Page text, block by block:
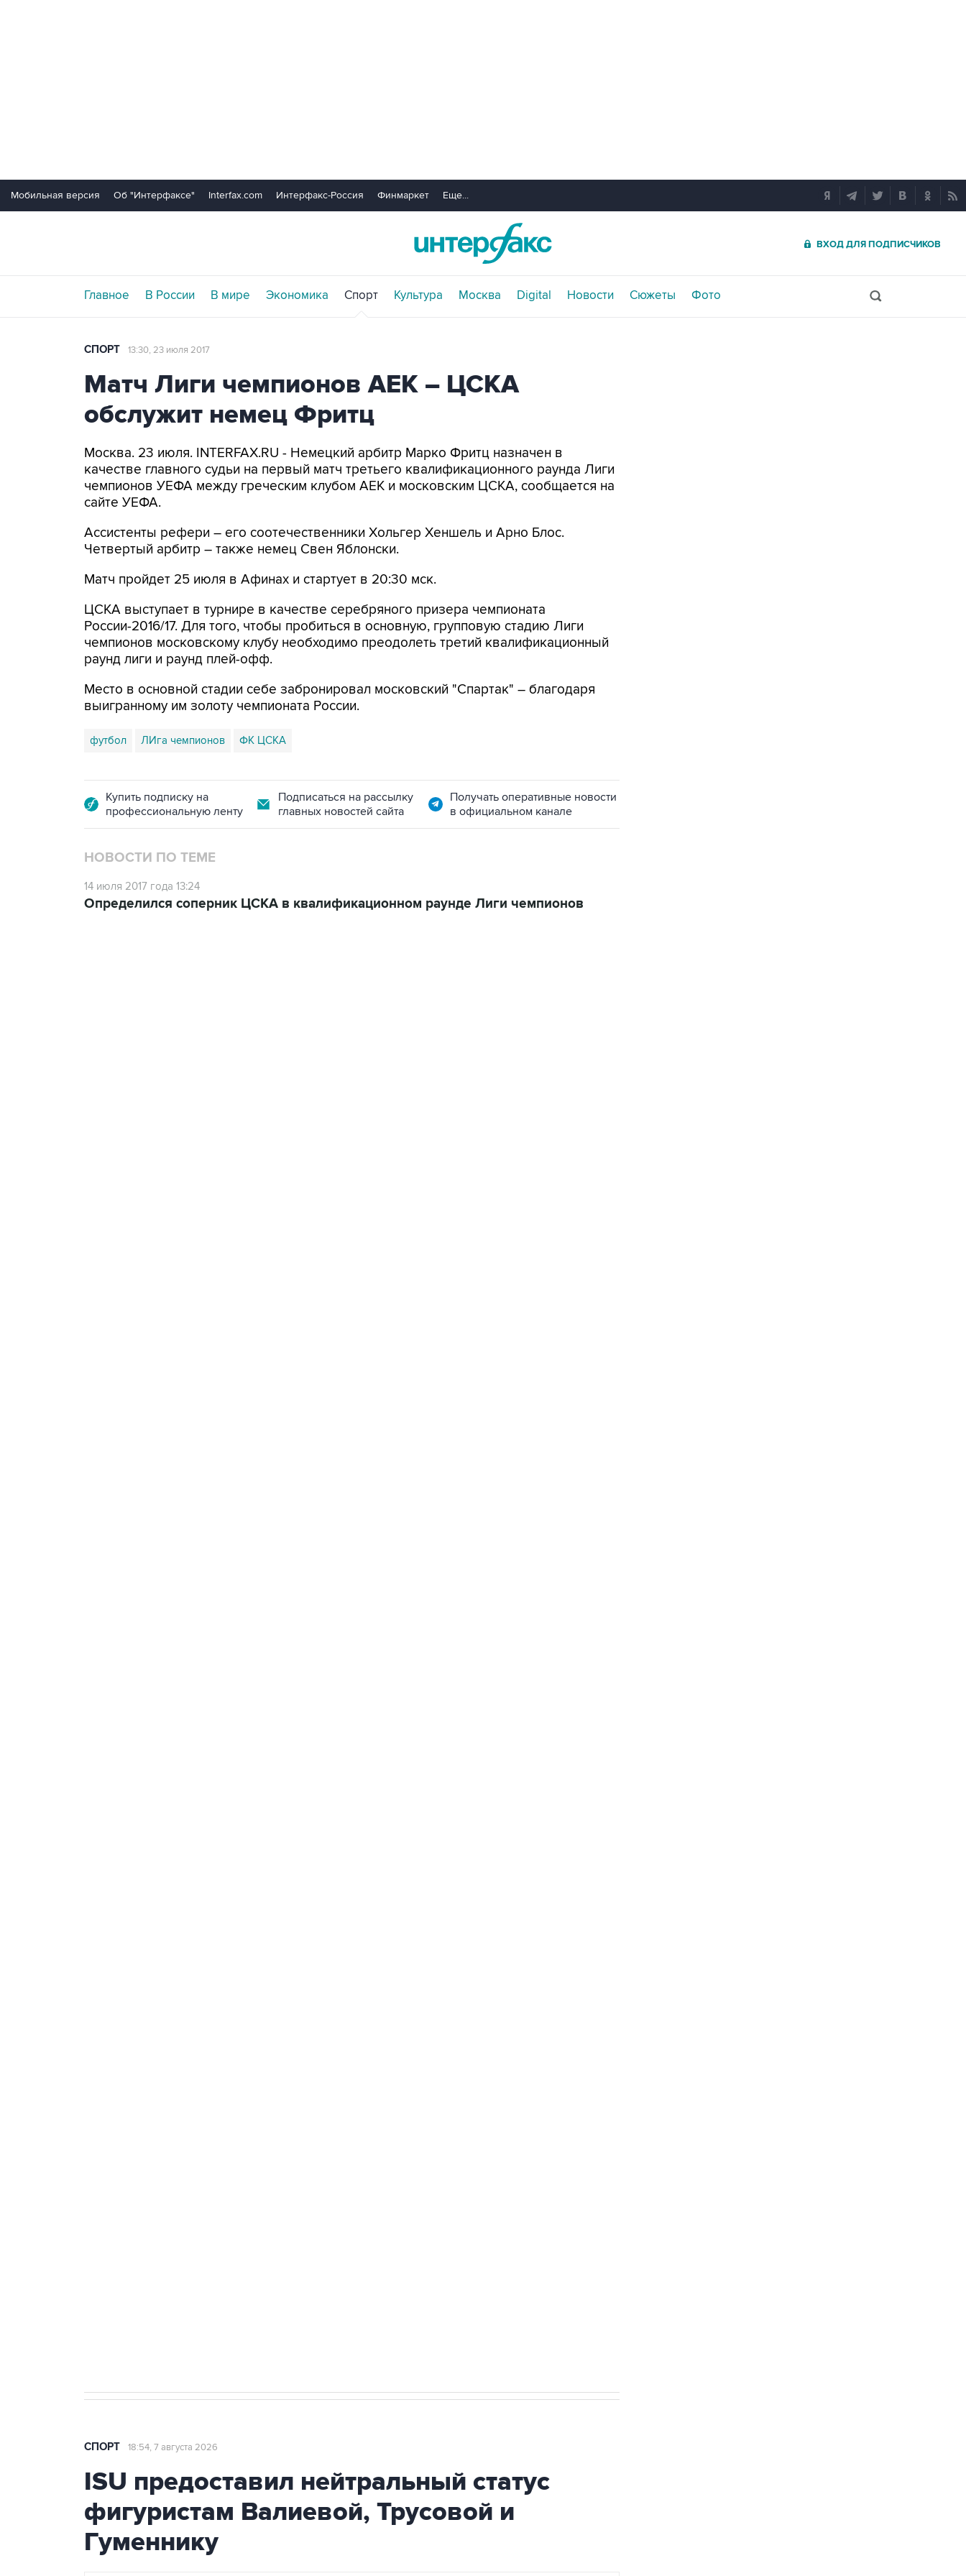
Мобильная версия Об "Интерфаксе" Interfax.com Интерфакс-Россия Финмаркет Еще...
ВХОД ДЛЯ ПОДПИСЧИКОВ
Главное В России В мире Экономика Спорт Культура Москва Digital Новости Сюжеты Фото
СПОРТ 13:30, 23 июля 2017
Матч Лиги чемпионов АЕК – ЦСКА
обслужит немец Фритц
Москва. 23 июля. INTERFAX.RU - Немецкий арбитр Марко Фритц назначен в
качестве главного судьи на первый матч третьего квалификационного раунда Лиги
чемпионов УЕФА между греческим клубом АЕК и московским ЦСКА, сообщается на
сайте УЕФА.
Ассистенты рефери – его соотечественники Хольгер Хеншель и Арно Блос.
Четвертый арбитр – также немец Свен Яблонски.
Матч пройдет 25 июля в Афинах и стартует в 20:30 мск.
ЦСКА выступает в турнире в качестве серебряного призера чемпионата
России-2016/17. Для того, чтобы пробиться в основную, групповую стадию Лиги
чемпионов московскому клубу необходимо преодолеть третий квалификационный
раунд лиги и раунд плей-офф.
Место в основной стадии себе забронировал московский "Спартак" – благодаря
выигранному им золоту чемпионата России.
футбол ЛИга чемпионов ФК ЦСКА
Купить подписку на
профессиональную ленту
Подписаться на рассылку
главных новостей сайта
Получать оперативные новости
в официальном канале
НОВОСТИ ПО ТЕМЕ
14 июля 2017 года 13:24
Определился соперник ЦСКА в квалификационном раунде Лиги чемпионов
СПОРТ 18:54, 7 августа 2026
ISU предоставил нейтральный статус
фигуристам Валиевой, Трусовой и
Гуменнику